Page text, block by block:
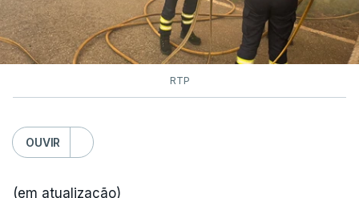
RTP
OUVIR
(em atualização)